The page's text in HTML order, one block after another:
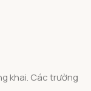
khai. Các trường